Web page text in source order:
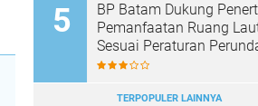
BP Batam Dukung
Pemanfaatan Ruang
Sesuai Peraturan
Undangan
TERPOPULER LAINNYA